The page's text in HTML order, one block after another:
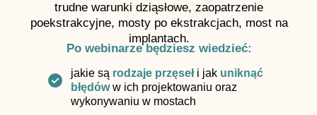
jakie są rodzaje przęsełi jak uniknąć
błędóww ich projektowaniu oraz
wykonywaniu w mostach
trudne warunki dziąsłowe, zaopatrzenie
poekstrakcyjne, mosty po ekstrakcjach, most na
implantach.
Po webinarze będziesz wiedzieć: